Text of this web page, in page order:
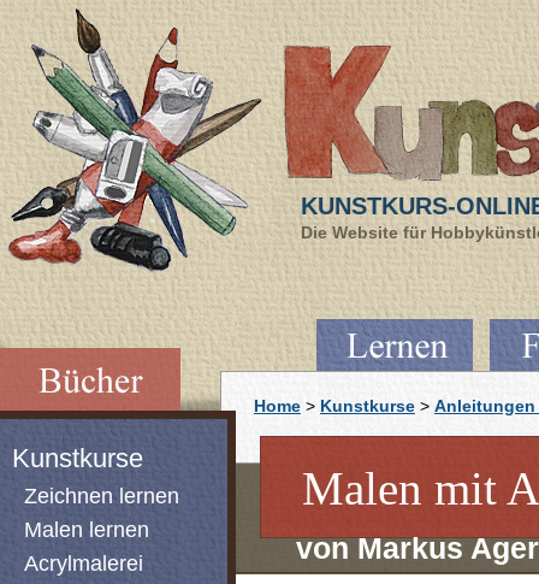
KUNSTKURS-
Die Website für
Kunstkurse
Zeichnen lernen
Malen lernen
Acrylmalerei
Home > Kunstkurse > Anleitungen
Malen mit
von Markus